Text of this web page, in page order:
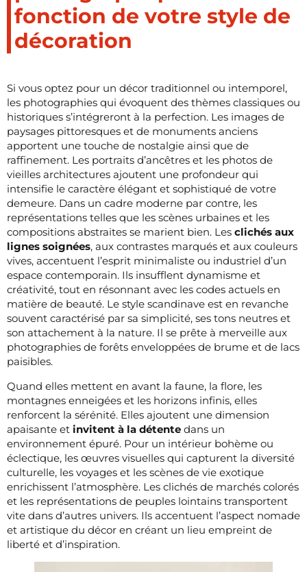
fonction de votre style de
décoration
Si vous optez pour un décor traditionnel ou intemporel,
les photographies qui évoquent des thèmes classiques ou
historiques s’intégreront à la perfection. Les images de
paysages pittoresques et de monuments anciens
apportent une touche de nostalgie ainsi que de
raffinement. Les portraits d’ancêtres et les photos de
vieilles architectures ajoutent une profondeur qui
intensifie le caractère élégant et sophistiqué de votre
demeure. Dans un cadre moderne par contre, les
représentations telles que les scènes urbaines et les
compositions abstraites se marient bien. Les clichés aux
lignes soignées, aux contrastes marqués et aux couleurs
vives, accentuent l’esprit minimaliste ou industriel d’un
espace contemporain. Ils insufflent dynamisme et
créativité, tout en résonnant avec les codes actuels en
matière de beauté. Le style scandinave est en revanche
souvent caractérisé par sa simplicité, ses tons neutres et
son attachement à la nature. Il se prête à merveille aux
photographies de forêts enveloppées de brume et de lacs
paisibles.
Quand elles mettent en avant la faune, la flore, les
montagnes enneigées et les horizons infinis, elles
renforcent la sérénité. Elles ajoutent une dimension
apaisante et invitent à la détente dans un
environnement épuré. Pour un intérieur bohème ou
éclectique, les œuvres visuelles qui capturent la diversité
culturelle, les voyages et les scènes de vie exotique
enrichissent l’atmosphère. Les clichés de marchés colorés
et les représentations de peuples lointains transportent
vite dans d’autres univers. Ils accentuent l’aspect nomade
et artistique du décor en créant un lieu empreint de
liberté et d’inspiration.